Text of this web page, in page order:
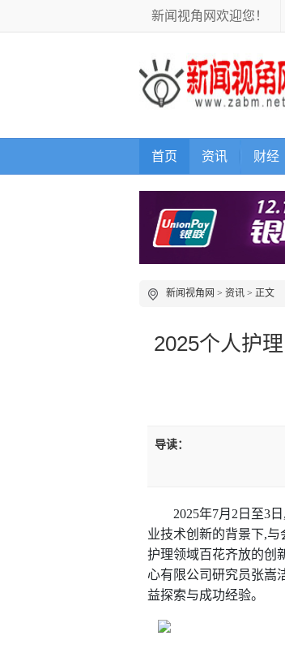
新闻视角网欢迎您！
首页 资讯 财经
新闻视角网 > 资讯 > 正文
2025个人护
导读：
2025年7月2日至3
业技术创新的背景下,
护理领域百花齐放的创
心有限公司研究员张嵩
益探索与成功经验。